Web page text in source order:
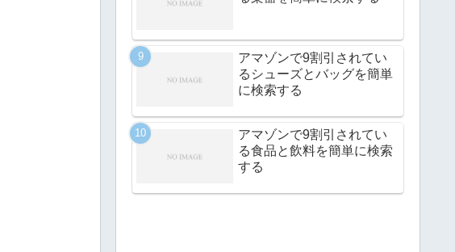
アマゾンで9割引されてい
るシューズとバッグを簡単
に検索する
アマゾンで9割引されてい
る食品と飲料を簡単に検索
する